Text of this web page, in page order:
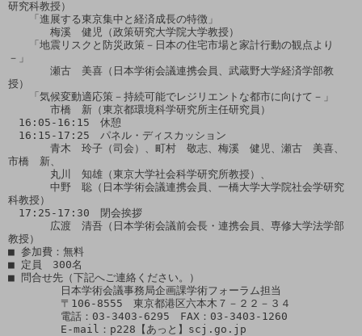
研究科教授）
「進展する東京集中と経済成長の特徴」
梅溪　健児（政策研究大学院大学教授）
「地震リスクと防災政策－日本の住宅市場と家計行動の観点より
－」
瀬古　美喜（日本学術会議連携会員、武蔵野大学経済学部教
授）
「気候変動適応策－持続可能でレジリエントな都市に向けて－」
市橋　新（東京都環境科学研究所主任研究員）
16:05-16:15　休憩
16:15-17:25　パネル・ディスカッション
青木　玲子（司会）、町村　敬志、梅溪　健児、瀬古　美喜、
市橋　新、
丸川　知雄（東京大学社会科学研究所教授）、
中野　聡（日本学術会議連携会員、一橋大学大学院社会学研究
科教授）
17:25-17:30　閉会挨拶
広渡　清吾（日本学術会議前会長・連携会員、専修大学法学部
教授）
■ 参加費：無料
■ 定員　300名
■ 問合せ先（下記へご連絡ください。）
日本学術会議事務局企画課学術フォーラム担当
〒106-8555　東京都港区六本木７－２２－３４
電話：03-3403-6295　FAX：03-3403-1260
E-mail：p228【あっと】scj.go.jp